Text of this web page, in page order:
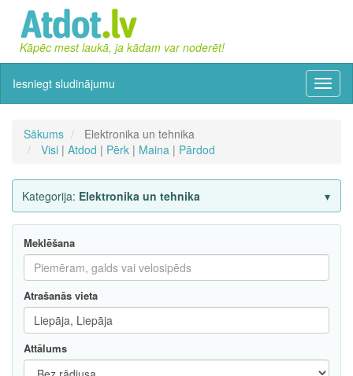
Kāpēc mest laukā, ja kādam var noderēt!
Iesniegt sludinājumu
Sākums
Elektronika un tehnika
Visi | Atdod | Pērk | Maina | Pārdod
Kategorija: Elektronika un tehnika
Meklēšana
Atrašanās vieta
Attālums